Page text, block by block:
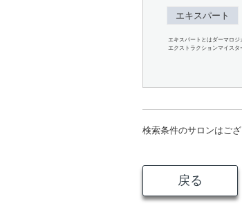
エキスパート
エキスパートとはダーマロジ
エクストラクションマイスタ
検索条件のサロンはござ
戻る